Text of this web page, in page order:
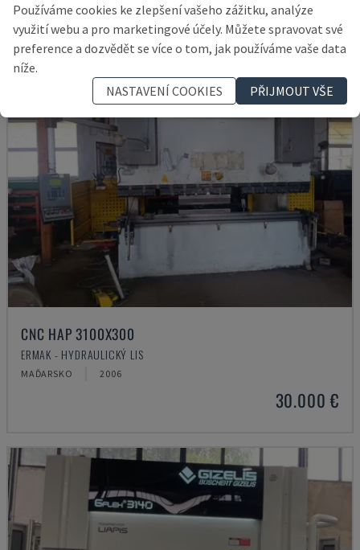
CNC HAP 3100X300
ERMAK - HYDRAULICKÝ LIS
MAĎARSKO 2006
30.000 €
Používáme cookies ke zlepšení vašeho zážitku, analýze
využití webu a pro marketingové účely. Můžete spravovat své
preference a dozvědět se více o tom, jak používáme vaše data
níže.
NASTAVENÍ COOKIES
PŘIJMOUT VŠE